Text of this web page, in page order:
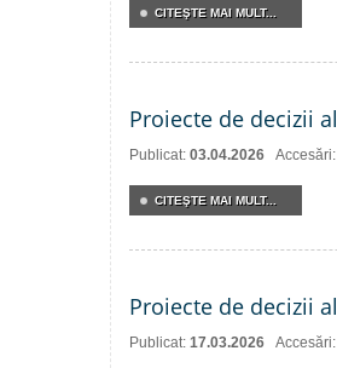
CITEŞTE MAI MULT...
Proiecte de decizii
Publicat: 03.04.2026
CITEŞTE MAI MULT...
Proiecte de decizii
Publicat: 17.03.2026